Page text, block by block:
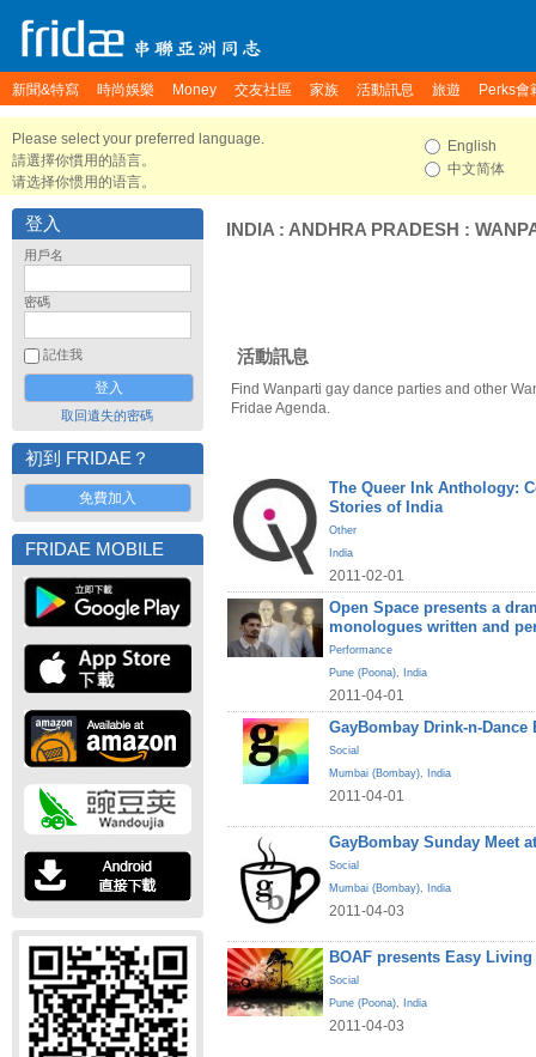
新聞&特寫 時尚娛樂 Money 交友社區 家族 活動訊息 旅遊 Perks會
Please select your preferred language.
請選擇你慣用的語言。
请选择你惯用的语言。
English
中文简体
登入
用戶名
密碼
記住我
取回遺失的密碼
初到 FRIDAE？
免費加入
FRIDAE MOBILE
INDIA : ANDHRA PRADESH :
活動訊息
Find Wanparti gay dance parties and other
Fridae Agenda.
The Queer Ink Anthology:
Stories of India
Other
India
2011-02-01
Open Space presents a
monologues written and
Performance
Pune (Poona), India
2011-04-01
GayBombay Drink-n-Dance
Social
Mumbai (Bombay), India
2011-04-01
GayBombay Sunday Meet
Social
Mumbai (Bombay), India
2011-04-03
BOAF presents Easy
Social
Pune (Poona), India
2011-04-03